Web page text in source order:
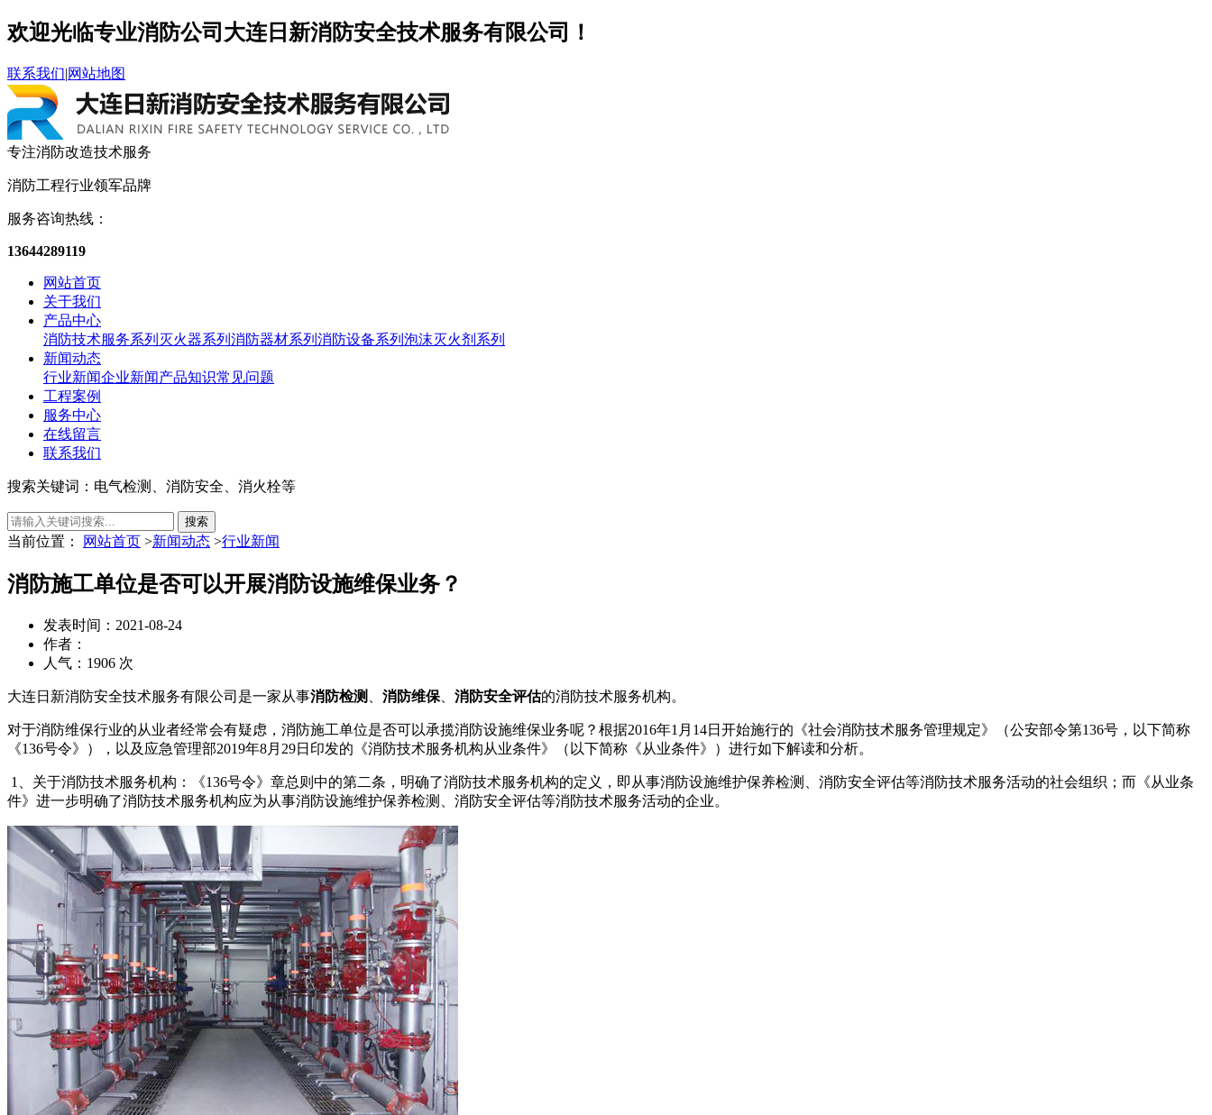
欢迎光临专业消防公司大连日新消防安全技术服务有限公司！
联系我们|网站地图
专注消防改造技术服务
消防工程行业领军品牌
服务咨询热线：
13644289119
网站首页
关于我们
产品中心
消防技术服务系列 灭火器系列 消防器材系列 消防设备系列 泡沫灭火剂系列
新闻动态
行业新闻企业新闻产品知识常见问题
工程案例
服务中心
在线留言
联系我们
搜索关键词：电气检测、消防安全、消火栓等
当前位置： 网站首页 >新闻动态 >行业新闻
消防施工单位是否可以开展消防设施维保业务？
发表时间：2021-08-24
作者：
人气：1906 次
大连日新消防安全技术服务有限公司是一家从事消防检测 消防维保 消防安全评估的消防技术服务机构。
对于消防维保行业的从业者经常会有疑虑，消防施工单位是否可以承揽消防设施维保业务呢？根据2016年1月14日开始施行的《社会消防技术服务管理规定》（公安部令第136号，以下简称
《136号令》），以及应急管理部2019年8月29日印发的《消防技术服务机构从业条件》（以下简称《从业条件》）进行如下解读和分析。
1、关于消防技术服务机构：《136号令》章总则中的第二条，明确了消防技术服务机构的定义，即从事消防设施维护保养检测、消防安全评估等消防技术服务活动的社会组织；而《从业条
件》进一步明确了消防技术服务机构应为从事消防设施维护保养检测、消防安全评估等消防技术服务活动的企业。